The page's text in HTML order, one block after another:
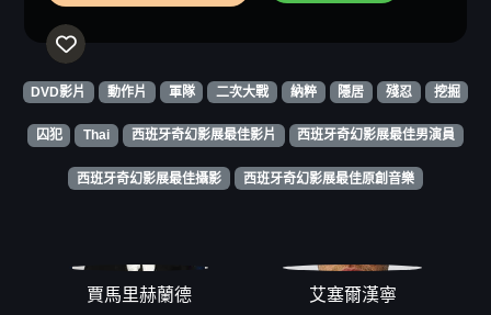
DVD影片 動作片 軍隊 二次大戰 納粹 隱居 殘忍 挖掘
囚犯 Thai 西班牙奇幻影展最佳影片 西班牙奇幻影展最佳男演員
西班牙奇幻影展最佳攝影 西班牙奇幻影展最佳原創音樂
賈馬里赫蘭德 艾塞爾漢寧